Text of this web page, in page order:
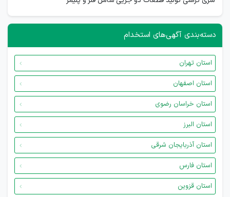
دسته‌بندی آگهی‌های استخدام
استان تهران
استان اصفهان
استان خراسان رضوی
استان البرز
استان آذربایجان شرقی
استان فارس
استان قزوین